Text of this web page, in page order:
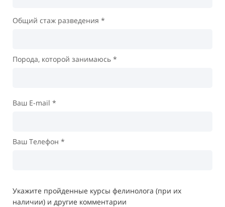
Общий стаж разведения *
Порода, которой занимаюсь *
Ваш E-mail *
Ваш Телефон *
Укажите пройденные курсы фелинолога (при их
наличии) и другие комментарии